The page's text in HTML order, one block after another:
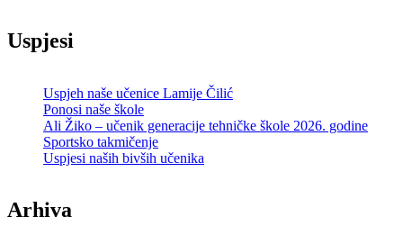
Uspjesi
Uspjeh naše učenice Lamije Čilić
Ponosi naše škole
Ali Žiko – učenik generacije tehničke škole 2026. godine
Sportsko takmičenje
Uspjesi naših bivših učenika
Arhiva